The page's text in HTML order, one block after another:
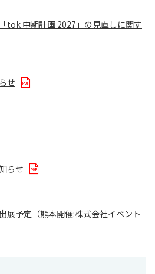
tok 中期計画 2027」の見直しに関す
せ
らせ
展予定（熊本開催:株式会社イベント